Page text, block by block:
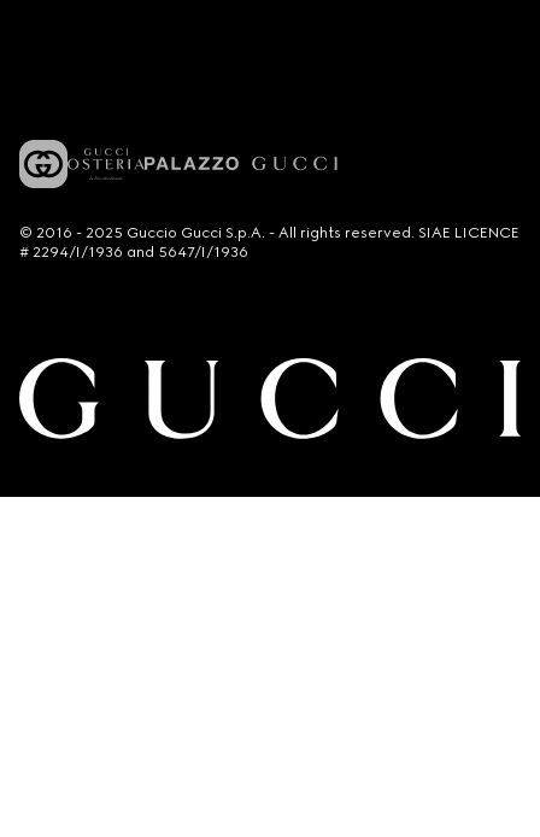
© 2016 - 2025 Guccio Gucci S.p.A. - All rights reserved. SIAE LICENCE
# 2294/I/1936 and 5647/I/1936